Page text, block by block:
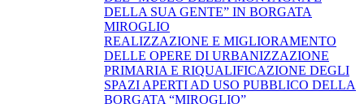
DELLA SUA GENTE” IN BORGATA
MIROGLIO
REALIZZAZIONE E MIGLIORAMENTO
DELLE OPERE DI URBANIZZAZIONE
PRIMARIA E RIQUALIFICAZIONE DEGLI
SPAZI APERTI AD USO PUBBLICO DELLA
BORGATA “MIROGLIO”